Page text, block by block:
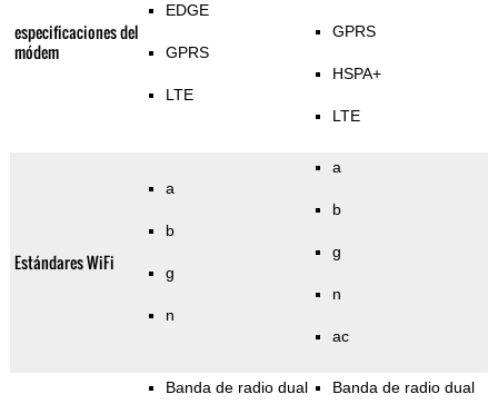
especificaciones del
módem
EDGE
GPRS
LTE
GPRS
HSPA+
LTE
Estándares WiFi
a
b
g
n
a
b
g
n
ac
Banda de radio dual Banda de radio dual